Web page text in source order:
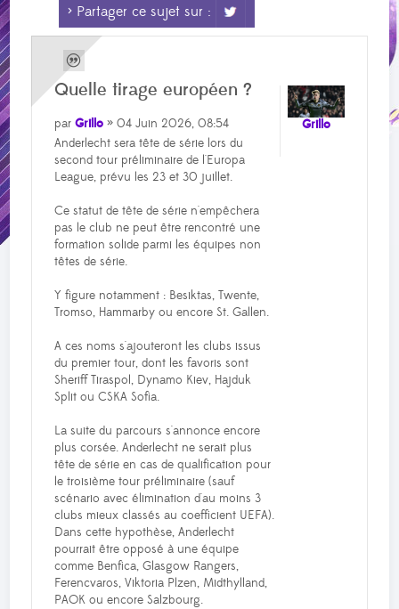
> Partager ce sujet sur :
Quelle tirage européen ?
parGrillo » 04 Juin 2026, 08:54
Anderlecht sera tête de série lors du
second tour préliminaire de l'Europa
League, prévu les 23 et 30 juillet.
Ce statut de tête de série n'empêchera
pas le club ne peut être rencontré une
formation solide parmi les équipes non
têtes de série.
Y figure notamment : Besiktas, Twente,
Tromso, Hammarby ou encore St. Gallen.
A ces noms s'ajouteront les clubs issus
du premier tour, dont les favoris sont
Sheriff Tiraspol, Dynamo Kiev, Hajduk
Split ou CSKA Sofia.
La suite du parcours s'annonce encore
plus corsée. Anderlecht ne serait plus
tête de série en cas de qualification pour
le troisième tour préliminaire (sauf
scénario avec élimination d'au moins 3
clubs mieux classés au coefficient UEFA).
Dans cette hypothèse, Anderlecht
pourrait être opposé à une équipe
comme Benfica, Glasgow Rangers,
Ferencvaros, Viktoria Plzen, Midthylland,
PAOK ou encore Salzbourg.
Grillo